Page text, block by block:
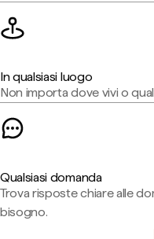
In qualsiasi luogo
Non importa dove vivi o
Qualsiasi domanda
Trova risposte chiare alle
bisogno.